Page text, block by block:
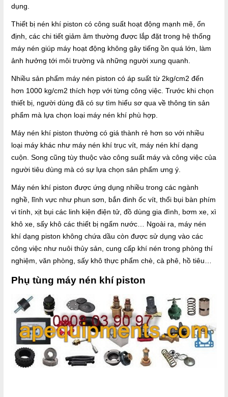
dụng.
Thiết bị nén khí piston có công suất hoạt động mạnh mẽ, ổn
định, các chi tiết giảm âm thường được lắp đặt trong hệ thống
máy nén giúp máy hoạt động không gây tiếng ồn quá lớn, làm
ảnh hưởng tới môi trường và những người xung quanh.
Nhiều sản phẩm máy nén piston có áp suất từ 2kg/cm2 đến
hơn 1000 kg/cm2 thích hợp với từng công việc. Trước khi chọn
thiết bị, người dùng đã có sự tìm hiểu sơ qua về thông tin sản
phẩm mà lựa chọn loại máy nén khí phù hợp.
Máy nén khí piston thường có giá thành rẻ hơn so với nhiều
loại máy khác như máy nén khí trục vít, máy nén khí dạng
cuộn. Song cũng tùy thuộc vào công suất máy và công việc của
người tiêu dùng mà có sự lựa chọn sản phẩm ưng ý.
Máy nén khí piston được ứng dụng nhiều trong các ngành
nghề, lĩnh vực như phun sơn, bắn đinh ốc vít, thổi bụi bàn phím
vi tính, xịt bụi các linh kiện điện tử, đồ dùng gia đình, bơm xe, xì
khô xe, sấy khô các thiết bị ngấm nước… Ngoài ra, máy nén
khí dạng piston không chứa dầu còn được sử dụng vào các
công việc như nuôi thủy sản, cung cấp khí nén trong phòng thí
nghiệm, văn phòng, sấy khô thực phẩm chè, cà phê, hồ tiêu…
Phụ tùng máy nén khí piston